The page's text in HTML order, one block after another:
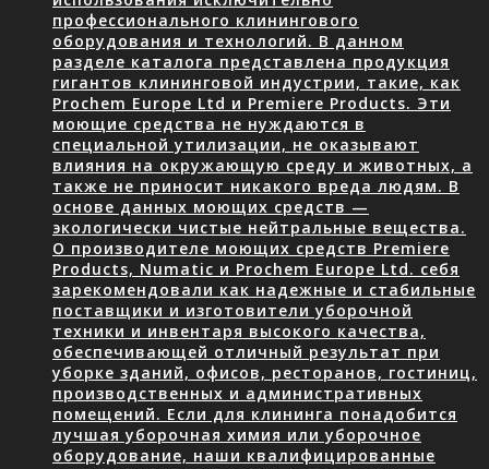
профессионального клинингового
оборудования и технологий. В данном
разделе каталога представлена продукция
гигантов клининговой индустрии, такие, как
Prochem Europe Ltd и Premiere Products. Эти
моющие средства не нуждаются в
специальной утилизации, не оказывают
влияния на окружающую среду и животных, а
также не приносит никакого вреда людям. В
основе данных моющих средств —
экологически чистые нейтральные вещества.
О производителе моющих средств Premiere
Products, Numatic и Prochem Europe Ltd. себя
зарекомендовали как надежные и стабильные
поставщики и изготовители уборочной
техники и инвентаря высокого качества,
обеспечивающей отличный результат при
уборке зданий, офисов, ресторанов, гостиниц,
производственных и административных
помещений. Если для клининга понадобится
лучшая уборочная химия или уборочное
оборудование, наши квалифицированные